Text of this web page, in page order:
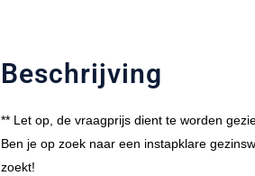
Beschrijving
** Let op, de vraagprijs dient te worden
Ben je op zoek naar een instapklare
zoekt!